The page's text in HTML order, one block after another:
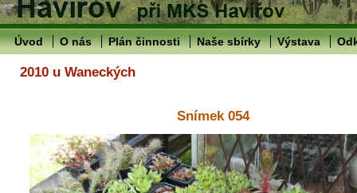
Úvod O nás Plán činnosti Naše sbírky Výstava
2010 u Waneckých
Snímek 054